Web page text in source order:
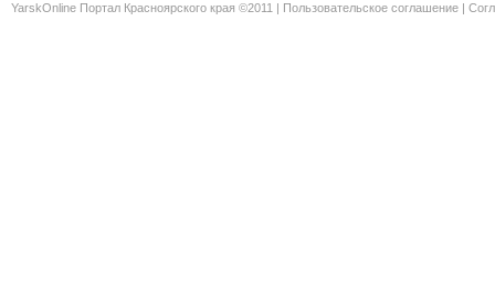
YarskOnline Портал Красноярского края ©2011 | Пользовательское соглашение |